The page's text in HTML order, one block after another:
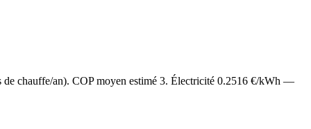
chauffe/an). COP moyen estimé 3. Électricité 0.2516 €/kWh —